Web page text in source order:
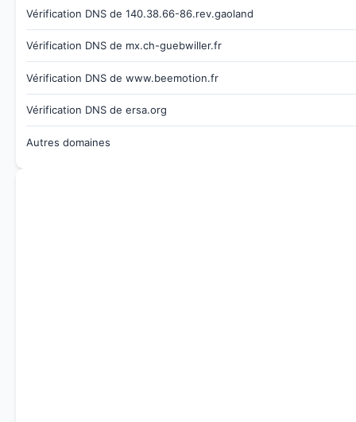
Vérification DNS de 140.38.66-86.rev.gaoland
Vérification DNS de mx.ch-guebwiller.fr
Vérification DNS de www.beemotion.fr
Vérification DNS de ersa.org
Autres domaines